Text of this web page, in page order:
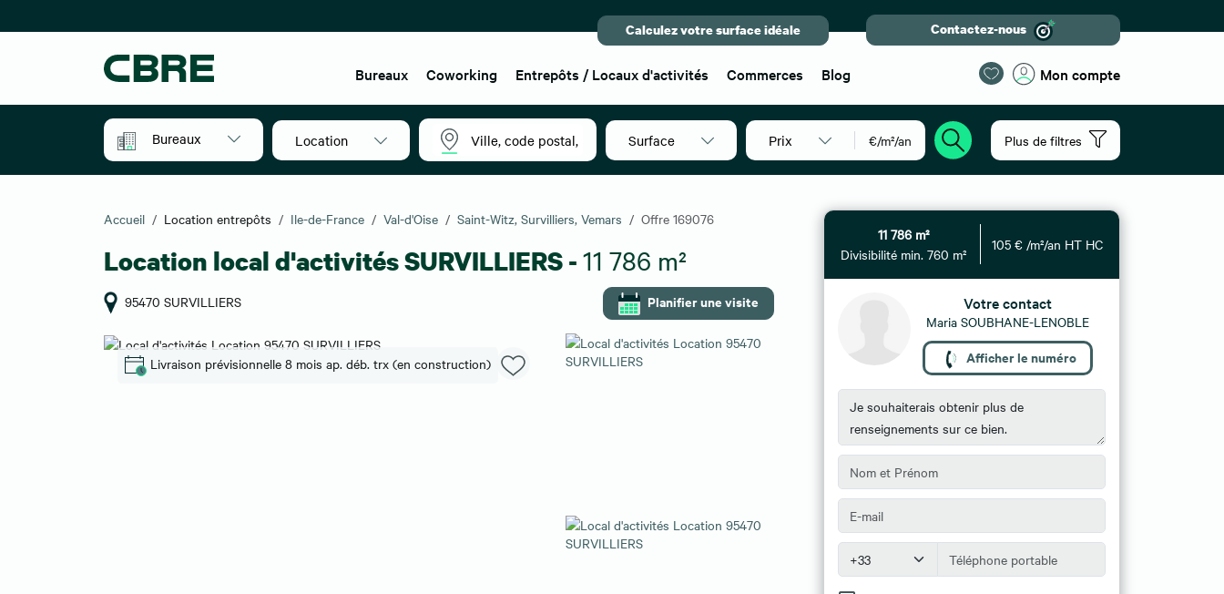
Calculez votre surface idéale Contactez-nous
Bureaux Coworking Entrepôts / Locaux d'activités Commerces Blog Mon compte
Bureaux Location Surface Prix €/m²/an Plus de filtres
Accueil Location entrepôts Ile-de-France Val-d'Oise Saint-Witz, Survilliers, Vemars Offre 169076
Location local d'activités SURVILLIERS -11 786 m²
95470 SURVILLIERS Planifier une visite
Livraison prévisionnelle 8 mois ap. déb. trx (en construction)
11 786 m²
Divisibilité min. 760 m²
105 € /m²/an HT HC
Votre contact
Maria SOUBHANE-LENOBLE
Afficher le numéro